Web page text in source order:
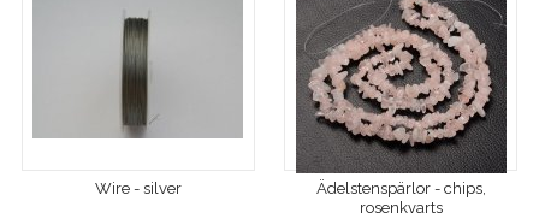
Wire - silver
Ädelstenspärlor - chips,
rosenkvarts